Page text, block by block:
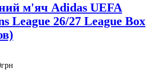
м'яч Adidas UEFA
League 26/27 League Box
грн